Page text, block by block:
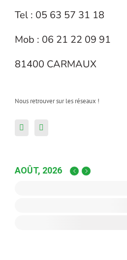
Tel : 05 63 57 31 18
Mob : 06 21 22 09 91
81400 CARMAUX
Nous retrouver sur les réseaux !
AOÛT, 2026